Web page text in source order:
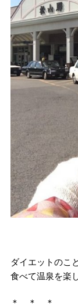
ダイエットのこ
食べて温泉を楽
＊ ＊ ＊